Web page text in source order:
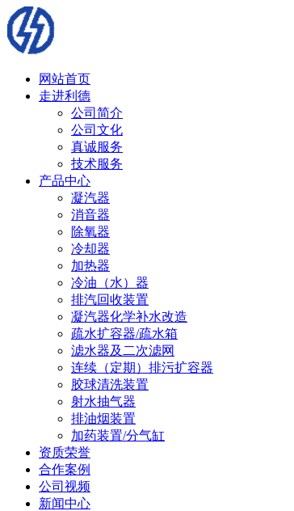
网站首页
走进利德
公司简介
公司文化
真诚服务
技术服务
产品中心
凝汽器
消音器
除氧器
冷却器
加热器
冷油（水）器
排汽回收装置
凝汽器化学补水改造
疏水扩容器/疏水箱
滤水器及二次滤网
连续（定期）排污扩容器
胶球清洗装置
射水抽气器
排油烟装置
加药装置/分气缸
资质荣誉
合作案例
公司视频
新闻中心